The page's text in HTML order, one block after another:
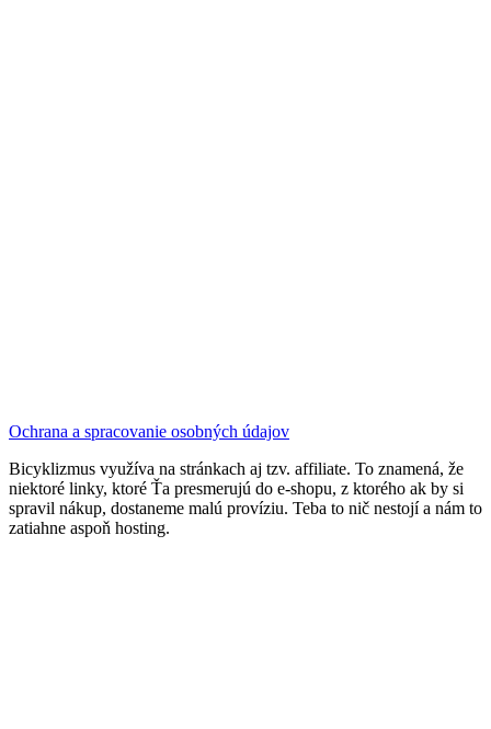
Ochrana a spracovanie osobných údajov
Bicyklizmus využíva na stránkach aj tzv. affiliate. To znamená, že
niektoré linky, ktoré Ťa presmerujú do e-shopu, z ktorého ak by si
spravil nákup, dostaneme malú províziu. Teba to nič nestojí a nám to
zatiahne aspoň hosting.